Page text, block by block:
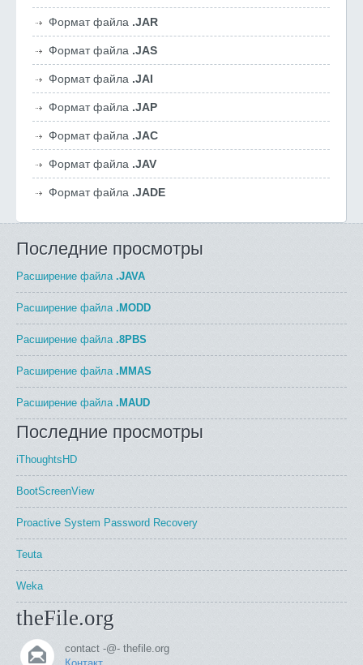
Формат файла .JAR
Формат файла .JAS
Формат файла .JAI
Формат файла .JAP
Формат файла .JAC
Формат файла .JAV
Формат файла .JADE
Последние просмотры
Расширение файла .JAVA
Расширение файла .MODD
Расширение файла .8PBS
Расширение файла .MMAS
Расширение файла .MAUD
Последние просмотры
iThoughtsHD
BootScreenView
Proactive System Password Recovery
Teuta
Weka
theFile.org
contact -@- thefile.org